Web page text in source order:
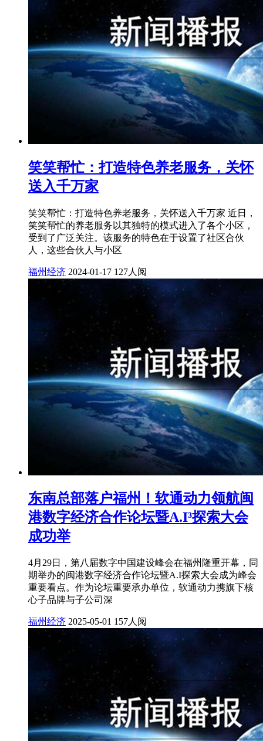
笑笑帮忙：打造特色养老服务，关怀
送入千万家
笑笑帮忙：打造特色养老服务，关怀送入千万家 近日，
笑笑帮忙的养老服务以其独特的模式进入了各个小区，
受到了广泛关注。该服务的特色在于设置了社区合伙
人，这些合伙人与小区
福州经济 2024-01-17 127人阅
东南总部落户福州！软通动力领航闽
港数字经济合作论坛暨A.I³探索大会
成功举
4月29日，第八届数字中国建设峰会在福州隆重开幕，同
期举办的闽港数字经济合作论坛暨A.I探索大会成为峰会
重要看点。作为论坛重要承办单位，软通动力携旗下核
心子品牌与子公司深
福州经济 2025-05-01 157人阅